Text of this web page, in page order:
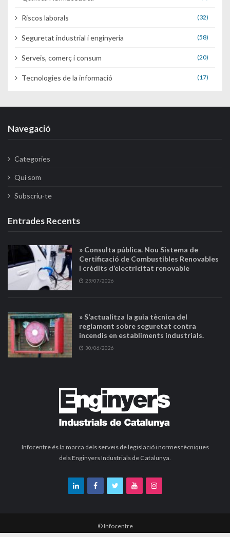
Riscos laborals (32)
Seguretat industrial i enginyeria (58)
Serveis, comerç i consum (20)
Tecnologies de la informació (17)
Navegació
Categories
Qui som
Subscriu-te
Entrades Recents
» Consulta pública. Nou Sistema de
Certificació de Combustibles Renovables
i crèdits d’electricitat renovable
29/07/2026
» S’actualitza la guia tècnica del
reglament sobre seguretat contra
incendis en establiments industrials.
30/06/2026
Infocentre és la marca dels serveis de legislació i normes tècniques
dels Enginyers Industrials de Catalunya.
© Infocentre